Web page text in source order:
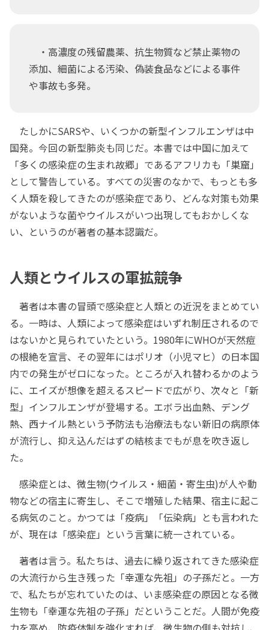
・高濃度の残留農薬、抗生物質など禁止薬物の
添加、細菌による汚染、偽装食品などによる事件
や事故も多発。
たしかにSARSや、いくつかの新型インフルエンザは中
国発。今回の新型肺炎も同じだ。本書では中国に加えて
「多くの感染症の生まれ故郷」であるアフリカも「巣窟」
として警告している。すべての災害のなかで、もっとも多
く人類を殺してきたのが感染症であり、どんな対策も効果
がないような菌やウイルスがいつ出現してもおかしくな
い、というのが著者の基本認識だ。
人類とウイルスの軍拡競争
著者は本書の冒頭で感染症と人類との近況をまとめてい
る。一時は、人類によって感染症はいずれ制圧されるので
はないかと見られていたという。1980年にWHOが天然痘
の根絶を宣言、その翌年にはポリオ（小児マヒ）の日本国
内での発生がゼロになった。ところが入れ替わるかのよう
に、エイズが想像を超えるスピードで広がり、次々と「新
型」インフルエンザが登場する。エボラ出血熱、デング
熱、西ナイル熱という予防法も治療法もない新旧の病原体
が流行し、抑え込んだはずの結核までもが息を吹き返し
た。
感染症とは、微生物(ウイルス・細菌・寄生虫)が人や動
物などの宿主に寄生し、そこで増殖した結果、宿主に起こ
る病気のこと。かつては「疫病」「伝染病」とも言われた
が、現在は「感染症」という言葉に統一されている。
著者は言う。私たちは、過去に繰り返されてきた感染症
の大流行から生き残った「幸運な先祖」の子孫だと。一方
で、私たちが忘れていたのは、いま感染症の原因となる微
生物も「幸運な先祖の子孫」だということだ。人間が免疫